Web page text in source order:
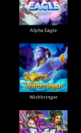
Alpha Eagle
Wishbringer